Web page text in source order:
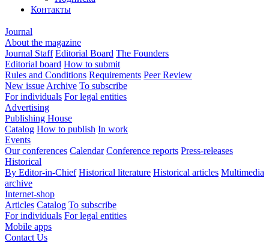
Контакты
Journal
About the magazine
Journal Staff Editorial Board The Founders
Editorial board How to submit
Rules and Conditions Requirements Peer Review
New issue Archive To subscribe
For individuals For legal entities
Advertising
Publishing House
Catalog How to publish In work
Events
Our conferences Calendar Conference reports Press-releases
Historical
By Editor-in-Chief Historical literature Historical articles Multimedia
archive
Internet-shop
Articles Catalog To subscribe
For individuals For legal entities
Mobile apps
Contact Us